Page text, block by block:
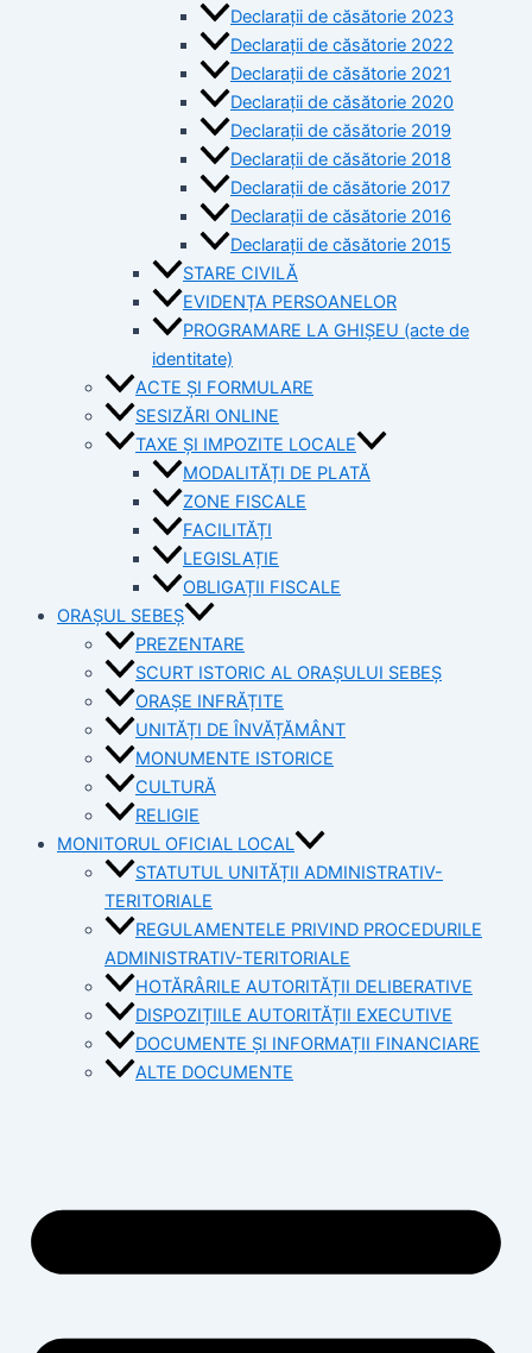
Declarații de căsătorie 2023
Declarații de căsătorie 2022
Declarații de căsătorie 2021
Declarații de căsătorie 2020
Declarații de căsătorie 2019
Declarații de căsătorie 2018
Declarații de căsătorie 2017
Declarații de căsătorie 2016
Declarații de căsătorie 2015
STARE CIVILĂ
EVIDENȚA PERSOANELOR
PROGRAMARE LA GHIȘEU (acte de
identitate)
ACTE ȘI FORMULARE
SESIZĂRI ONLINE
TAXE ȘI IMPOZITE LOCALE
MODALITĂȚI DE PLATĂ
ZONE FISCALE
FACILITĂȚI
LEGISLAȚIE
OBLIGAȚII FISCALE
ORAȘUL SEBEȘ
PREZENTARE
SCURT ISTORIC AL ORAȘULUI SEBEȘ
ORAȘE INFRĂȚITE
UNITĂȚI DE ÎNVĂȚĂMÂNT
MONUMENTE ISTORICE
CULTURĂ
RELIGIE
MONITORUL OFICIAL LOCAL
STATUTUL UNITĂȚII ADMINISTRATIV-
TERITORIALE
REGULAMENTELE PRIVIND PROCEDURILE
ADMINISTRATIV-TERITORIALE
HOTĂRÂRILE AUTORITĂȚII DELIBERATIVE
DISPOZIȚIILE AUTORITĂȚII EXECUTIVE
DOCUMENTE ȘI INFORMAȚII FINANCIARE
ALTE DOCUMENTE